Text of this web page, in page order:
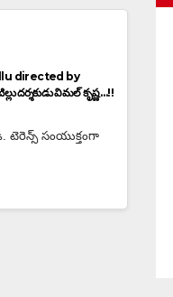
directed by
దర్శకుడు విమల్ కృష్ణ…!!
టెరెన్స్ సంయుక్తంగా